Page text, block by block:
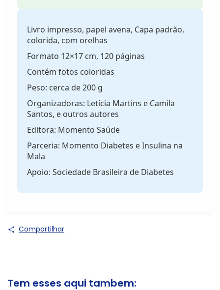
Livro impresso, papel avena, Capa padrão,
colorida, com orelhas
Formato 12×17 cm, 120 páginas
Contém fotos coloridas
Peso: cerca de 200 g
Organizadoras: Letícia Martins e Camila
Santos, e outros autores
Editora: Momento Saúde
Parceria: Momento Diabetes e Insulina na
Mala
Apoio: Sociedade Brasileira de Diabetes
Compartilhar
Tem esses aqui tambem: